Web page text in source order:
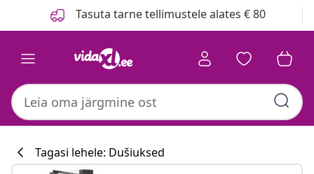
Tasuta tarne tellimustele alates € 80
Tagasi lehele: Dušiuksed